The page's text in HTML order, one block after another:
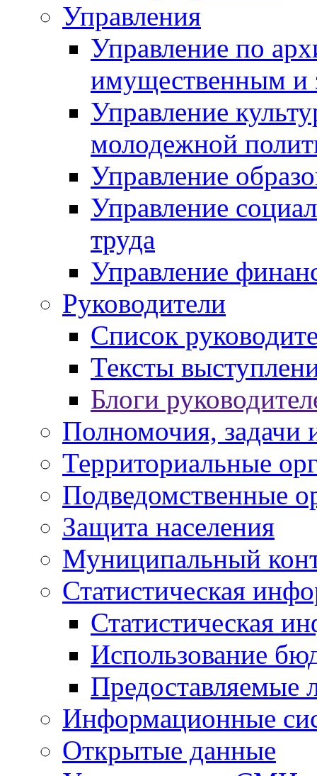
Управления
Управление по
имущественным и
Управление
молодежной
Управление
Управление
труда
Управление
Руководители
Список
Тексты
Блоги
Полномочия, задачи
Территориальные
Подведомственные
Защита населения
Муниципальный
Статистическая
Статистическая
Использование
Предоставляемые
Информационные
Открытые данные